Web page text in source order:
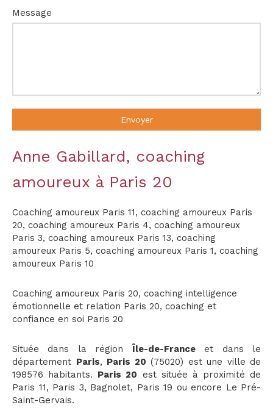
Message
Envoyer
Anne Gabillard, coaching
amoureux à Paris 20
Coaching amoureux Paris 11, coaching amoureux Paris
20, coaching amoureux Paris 4, coaching amoureux
Paris 3, coaching amoureux Paris 13, coaching
amoureux Paris 5, coaching amoureux Paris 1, coaching
amoureux Paris 10
Coaching amoureux Paris 20, coaching intelligence
émotionnelle et relation Paris 20, coaching et
confiance en soi Paris 20
Située dans la régionÎle-de-Franceet dans le
département Paris, Paris 20 (75020) est une ville de
198576 habitants. Paris 20 est située à proximité de
Paris 11, Paris 3, Bagnolet, Paris 19 ou encore Le Pré-
Saint-Gervais.